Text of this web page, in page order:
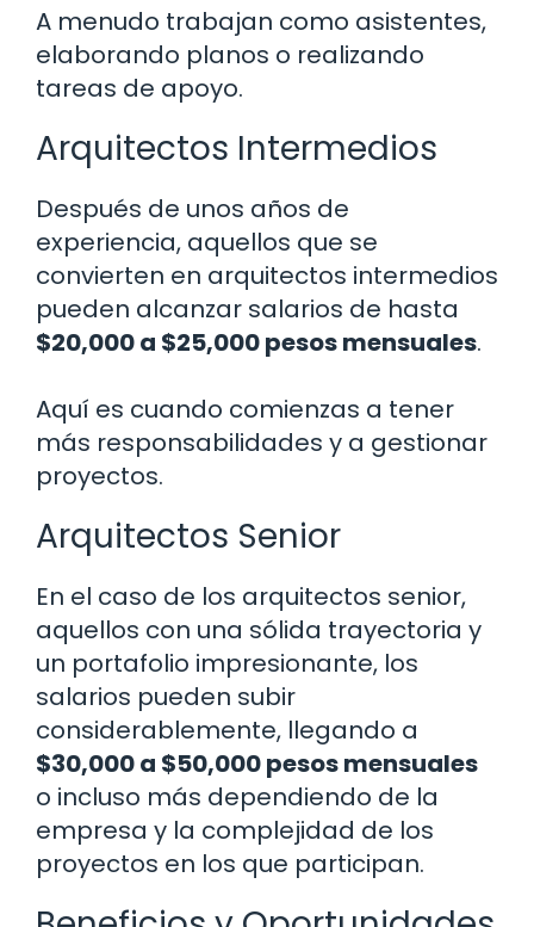
A menudo trabajan como asistentes,
elaborando planos o realizando
tareas de apoyo.
Arquitectos Intermedios
Después de unos años de
experiencia, aquellos que se
convierten en arquitectos intermedios
pueden alcanzar salarios de hasta
$20,000 a $25,000 pesos mensuales.
Aquí es cuando comienzas a tener
más responsabilidades y a gestionar
proyectos.
Arquitectos Senior
En el caso de los arquitectos senior,
aquellos con una sólida trayectoria y
un portafolio impresionante, los
salarios pueden subir
considerablemente, llegando a
$30,000 a $50,000 pesos mensuales
o incluso más dependiendo de la
empresa y la complejidad de los
proyectos en los que participan.